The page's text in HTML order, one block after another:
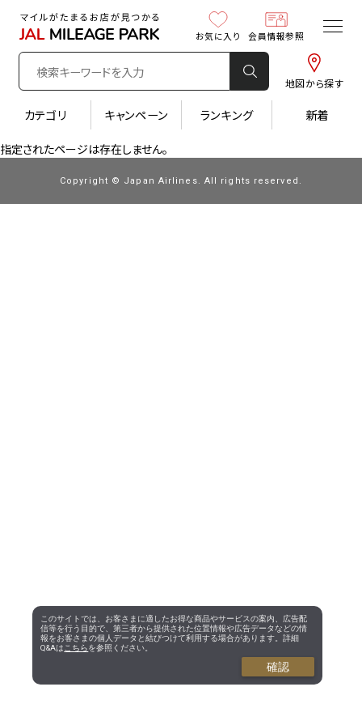
地図から探す
お気に入り 会員情報参照
カテゴリ キャンペーン ランキング 新着
指定されたページは存在しません。
Copyright © Japan Airlines. All rights reserved.
このサイトでは、お客さまに適したお得な商品やサービスの案内、広告配
信等を行う目的で、第三者から提供された位置情報や広告データなどの情
報をお客さまの個人データと結びつけて利用する場合があります。詳細
Q&Aは こちらを参照ください。
確認